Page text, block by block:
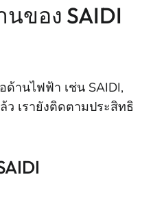
ของ SAIDI
านไฟฟ้า เช่น SAIDI,
ว เรายังติดตามประสิทธิ